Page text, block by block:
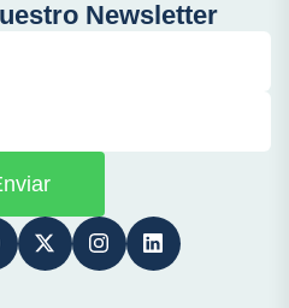
Newsletter